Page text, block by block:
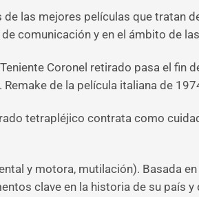
las mejores películas que tratan
comunicación y en el ámbito de
Coronel retirado pasa el
de la película italiana de
tetrapléjico contrata como
y motora, mutilación). Basada
clave en la historia de su país